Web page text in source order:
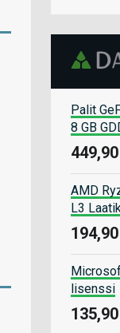
Palit
8 GB
AMD
L3
lisenssi